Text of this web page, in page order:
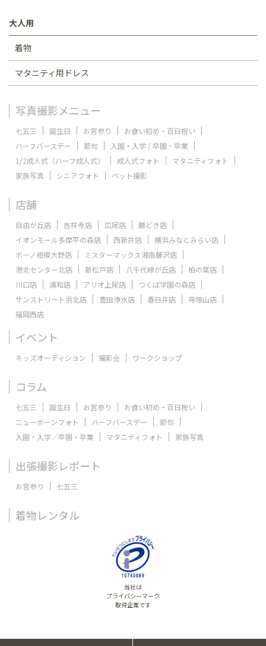
大人用
着物
マタニティ用ドレス
写真撮影メニュー
七五三 誕生日 お宮参り
お食い初め・百日祝い
ハーフバースデー
節句
入園・入学 / 卒園・卒業
1/2成人式（ハーフ成人式）
成人式フォト
マタニティフォト
家族写真
シニアフォト ペット撮影
店舗
自由が丘店 吉祥寺店 広尾店
勝どき店
イオンモール多摩平の森店
西新井店
横浜みなとみらい店
ボーノ相模大野店
ミスターマックス湘南藤沢店
港北センター北店
新松戸店 八千代緑が丘店
柏の葉店
川口店
浦和店 アリオ上尾店
つくば学園の森店
サンストリート浜北店
豊田浄水店 春日井店
帝塚山店
福岡西店
イベント
キッズオーディション 撮影会 ワークショップ
コラム
七五三 誕生日 お宮参り
お食い初め・百日祝い
ニューボーンフォト
ハーフバースデー
節句
入園・入学／卒園・卒業
マタニティフォト 家族写真
出張撮影レポート
お宮参り 七五三
着物レンタル
当社は
プライバシーマーク
取得企業です